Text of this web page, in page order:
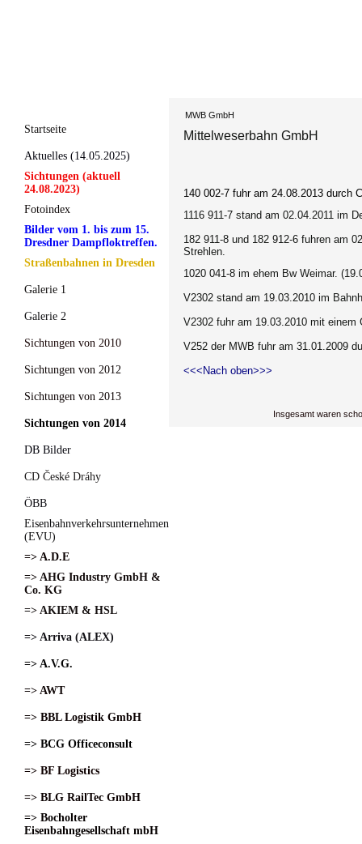
Startseite
Aktuelles (14.05.2025)
Sichtungen (aktuell
24.08.2023)
Fotoindex
Bilder vom 1. bis zum 15.
Dresdner Dampfloktreffen.
Straßenbahnen in Dresden
Galerie 1
Galerie 2
Sichtungen von 2010
Sichtungen von 2012
Sichtungen von 2013
Sichtungen von 2014
DB Bilder
CD České Dráhy
ÖBB
Eisenbahnverkehrsunternehmen
(EVU)
=> A.D.E
=> AHG Industry GmbH &
Co. KG
=> AKIEM & HSL
=> Arriva (ALEX)
=> A.V.G.
=> AWT
=> BBL Logistik GmbH
=> BCG Officeconsult
=> BF Logistics
=> BLG RailTec GmbH
=> Bocholter
Eisenbahngesellschaft mbH
MWB GmbH
Mittelweserbahn GmbH
140 002-7 fuhr am 24.08.2013 durch
1116 911-7 stand am 02.04.2011 im
182 911-8 und 182 912-6 fuhren am
Strehlen.
1020 041-8 im ehem Bw Weimar.
V2302 stand am 19.03.2010 im
V2302 fuhr am 19.03.2010 mit
V252 der MWB fuhr am 31.01.2009
<<<Nach oben>>>
Insgesamt waren